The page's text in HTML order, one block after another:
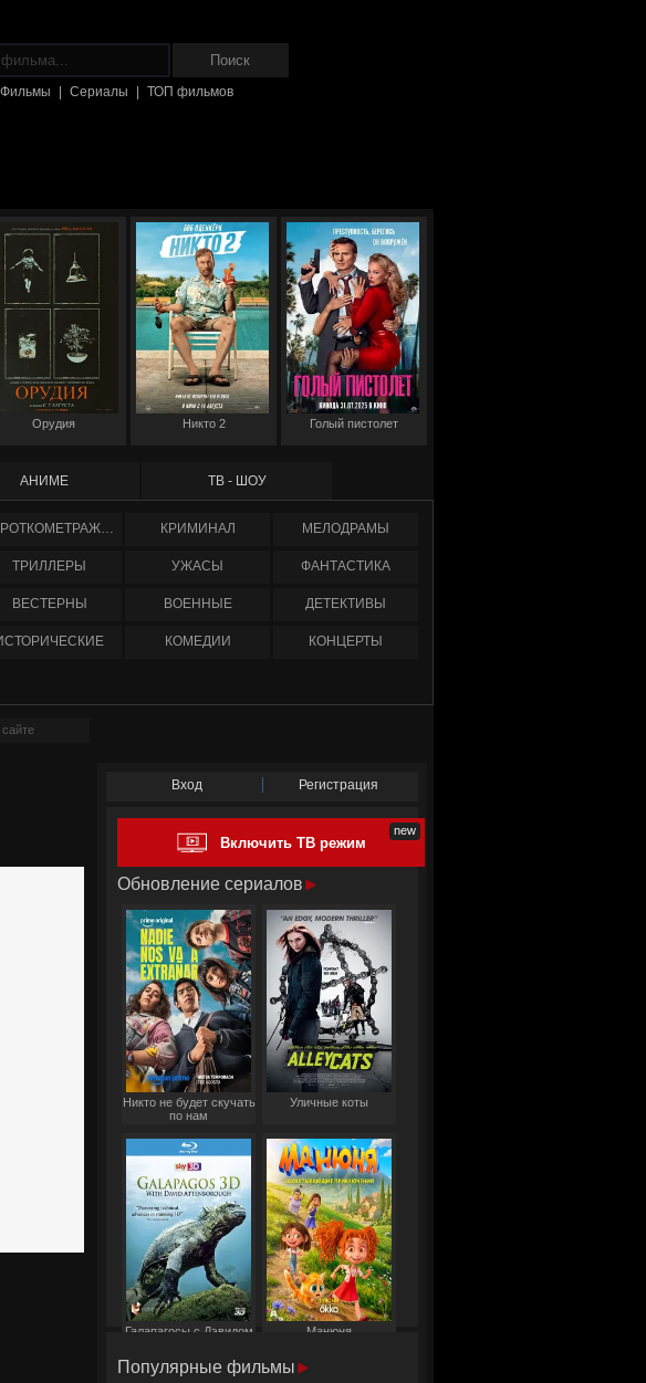
Фильмы Сериалы ТОП фильмов
Орудия Никто 2 Голый пистолет
АНИМЕ ТВ - ШОУ
КОРОТКОМЕТРАЖНЫЕ КРИМИНАЛ МЕЛОДРАМЫ
ТРИЛЛЕРЫ УЖАСЫ ФАНТАСТИКА
ВЕСТЕРНЫ ВОЕННЫЕ ДЕТЕКТИВЫ
КОМЕДИИ КОНЦЕРТЫ
Вход Регистрация
Включить ТВ режим
Обновление сериалов
Никто не будет скучать
по нам
Уличные коты
Галапагосы с Дэвидом
Манюня
Популярные фильмы